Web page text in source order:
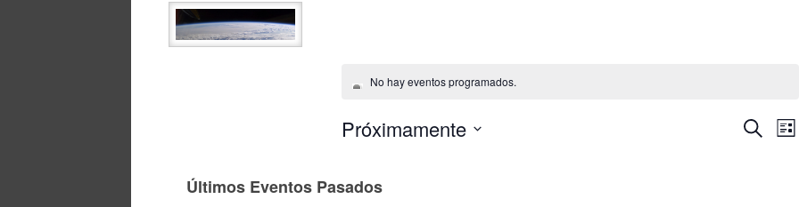
No hay eventos programados.
Buscar
Lista
Próximamente
Últimos Eventos Pasados